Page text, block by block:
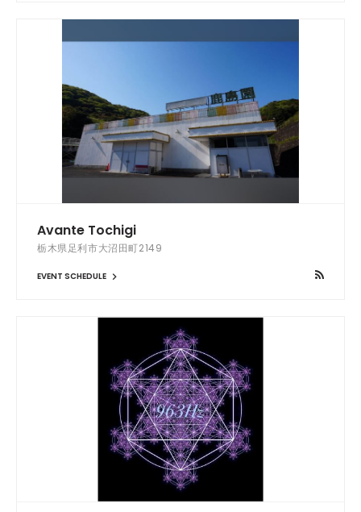
Avante Tochigi
栃木県足利市大沼田町2149
EVENT SCHEDULE